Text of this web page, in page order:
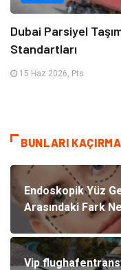
Dubai Parsiyel
Standartları
15 Haz 2026, Pts
BUNLARI KAÇIRMA
Endoskopik Yüz
Arasındaki Fark
Vip